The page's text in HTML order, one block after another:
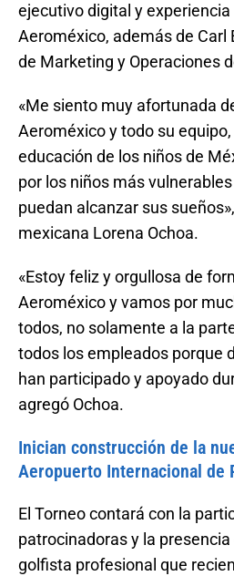
ejecutivo digital y experiencia
Aeroméxico, además de Carl
de Marketing y Operaciones
«Me siento muy afortunada
Aeroméxico y todo su
educación de los niños de
por los niños más
puedan alcanzar sus
mexicana Lorena Ochoa.
«Estoy feliz y orgullosa de
Aeroméxico y vamos por
todos, no solamente a la
todos los empleados porque
han participado y apoyado
agregó Ochoa.
Inician construcción de la
Aeropuerto Internacional de
El Torneo contará con la
patrocinadoras y la presencia
golfista profesional que